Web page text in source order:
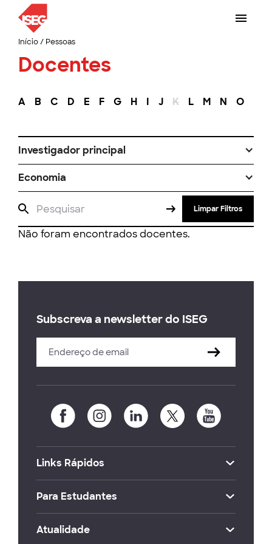
Início/ Pessoas
Docentes
A B C D E F G H I J K L M N O
Investigador principal
Economia
Limpar Filtros
Não foram encontrados docentes.
Subscreva a newsletter do ISEG
Links Rápidos
Para Estudantes
Atualidade